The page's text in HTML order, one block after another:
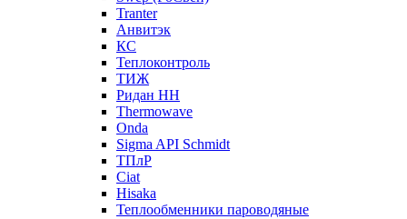
Tranter
Анвитэк
КС
Теплоконтроль
ТИЖ
Ридан НН
Thermowave
Onda
Sigma API Schmidt
ТПлР
Ciat
Hisaka
Теплообменники пароводяные